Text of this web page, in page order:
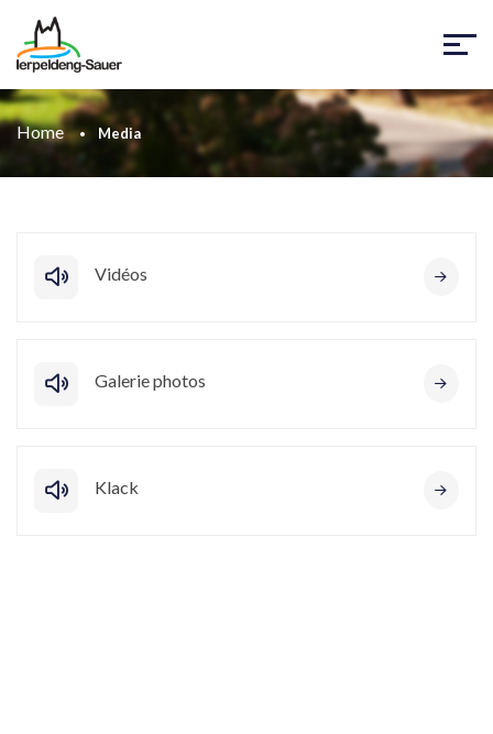
Home Media
Vidéos
Galerie photos
Klack